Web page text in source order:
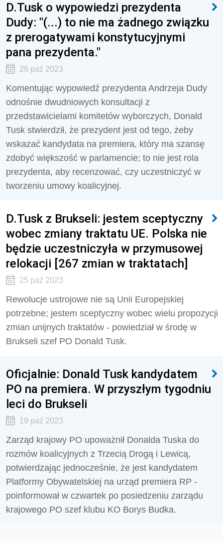
D.Tusk o wypowiedzi prezydenta
Dudy: "(...) to nie ma żadnego związku
z prerogatywami konstytucyjnymi
pana prezydenta."
26 paź 2023
Komentując wypowiedź prezydenta Andrzeja Dudy
odnośnie dwudniowych konsultacji z
przedstawicielami komitetów wyborczych, Donald
Tusk stwierdził, że prezydent jest od tego, żeby
wskazać kandydata na premiera, który ma szansę
zdobyć większość w parlamencie; to nie jest rola
prezydenta, aby recenzować, czy uczestniczyć w
tworzeniu umowy koalicyjnej.
D.Tusk z Brukseli: jestem sceptyczny
wobec zmiany traktatu UE. Polska nie
będzie uczestniczyła w przymusowej
relokacji [267 zmian w traktatach]
25 paź 2023
Rewolucje ustrojowe nie są Unii Europejskiej
potrzebne; jestem sceptyczny wobec wielu propozycji
zmian unijnych traktatów - powiedział w środę w
Brukseli szef PO Donald Tusk.
Oficjalnie: Donald Tusk kandydatem
PO na premiera. W przyszłym tygodniu
leci do Brukseli
19 paź 2023
Zarząd krajowy PO upoważnił Donalda Tuska do
rozmów koalicyjnych z Trzecią Drogą i Lewicą,
potwierdzając jednocześnie, że jest kandydatem
Platformy Obywatelskiej na urząd premiera RP -
poinformował w czwartek po posiedzeniu zarządu
krajowego PO szef klubu KO Borys Budka.